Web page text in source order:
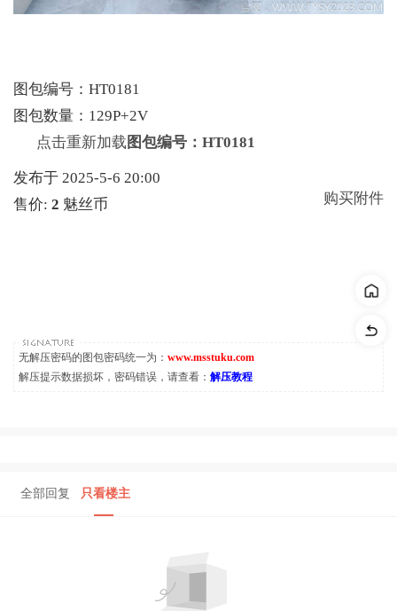
图包编号：HT0181
图包数量：129P+2V
点击重新加载 图包编号：HT0181
发布于 2025-5-6 20:00
售价: 2 魅丝币 购买附件
无解压密码的图包密码统一为： www.msstuku.com
解压提示数据损坏，密码错误，请查看： 解压教程
全部回复 只看楼主